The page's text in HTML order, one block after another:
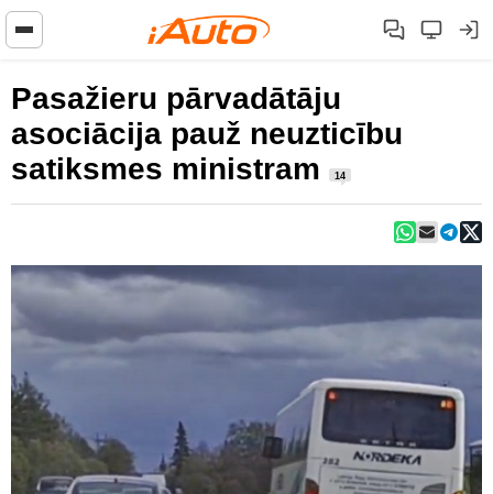
Pasažieru pārvadātāju
asociācija pauž neuzticību
satiksmes ministram
14